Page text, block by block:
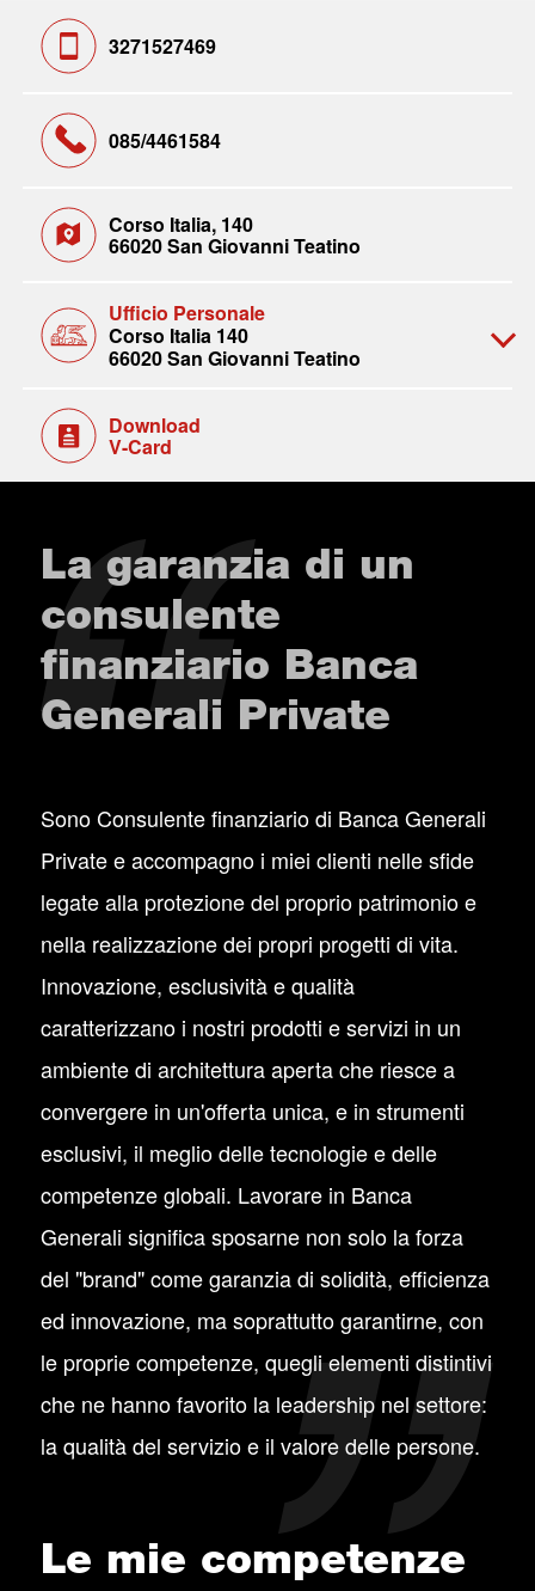
3271527469
085/4461584
Corso Italia, 140
66020 San Giovanni Teatino
Ufficio Personale
Corso Italia 140
66020 San Giovanni Teatino
Download
V-Card
La garanzia di un
consulente
finanziario Banca
Generali Private
Sono Consulente finanziario di Banca Generali
Private e accompagno i miei clienti nelle sfide
legate alla protezione del proprio patrimonio e
nella realizzazione dei propri progetti di vita.
Innovazione, esclusività e qualità
caratterizzano i nostri prodotti e servizi in un
ambiente di architettura aperta che riesce a
convergere in un'offerta unica, e in strumenti
esclusivi, il meglio delle tecnologie e delle
competenze globali. Lavorare in Banca
Generali significa sposarne non solo la forza
del "brand" come garanzia di solidità, efficienza
ed innovazione, ma soprattutto garantirne, con
le proprie competenze, quegli elementi distintivi
che ne hanno favorito la leadership nel settore:
la qualità del servizio e il valore delle persone.
Le mie competenze